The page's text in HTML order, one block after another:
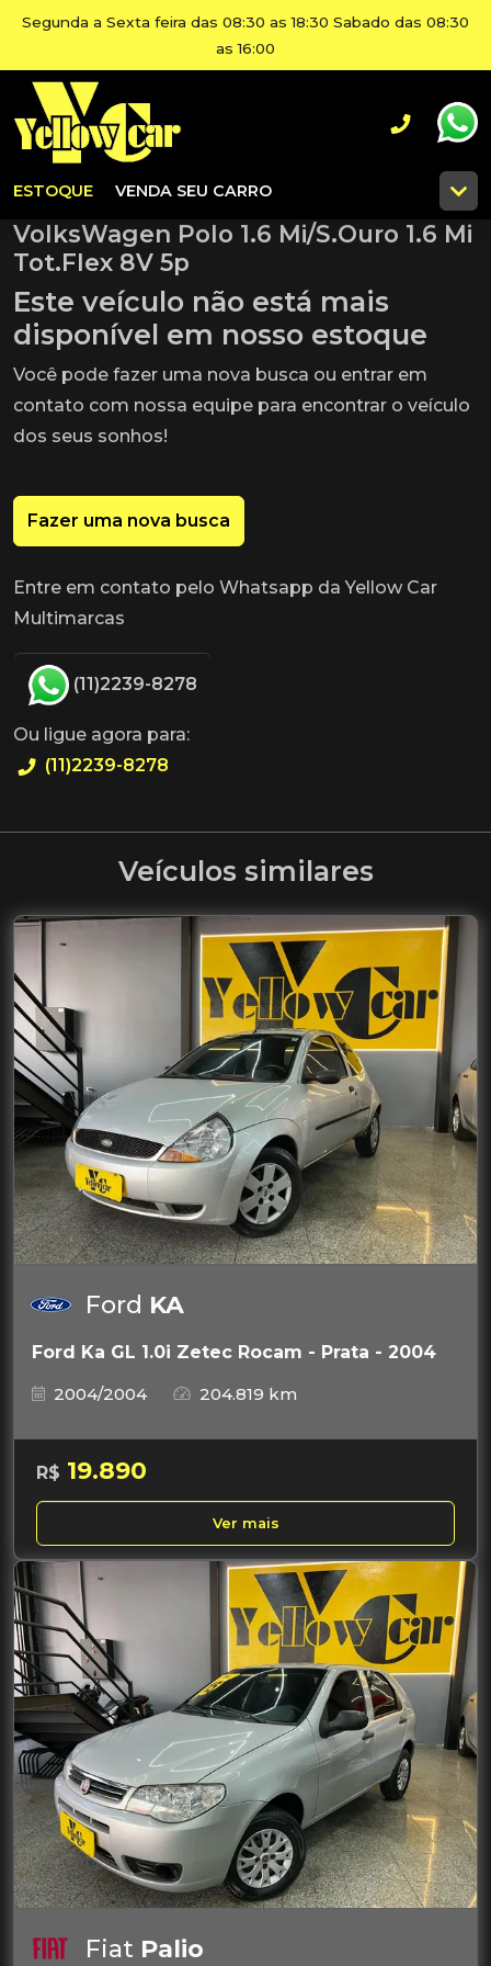
Segunda a Sexta feira das 08:30 as 18:30 Sabado das 08:30
as 16:00
ESTOQUE VENDA SEU CARRO
VolksWagen Polo 1.6 Mi/S.Ouro 1.6 Mi
Tot.Flex 8V 5p
Este veículo não está mais
disponível em nosso estoque
Você pode fazer uma nova busca ou entrar em
contato com nossa equipe para encontrar o veículo
dos seus sonhos!
Fazer uma nova busca
Entre em contato pelo Whatsapp da Yellow Car
Multimarcas
(11)2239-8278
Ou ligue agora para:
(11)2239-8278
Veículos similares
Ford KA
Ford Ka GL 1.0i Zetec Rocam - Prata - 2004
2004/2004
204.819 km
R$ 19.890
Ver mais
Fiat Palio